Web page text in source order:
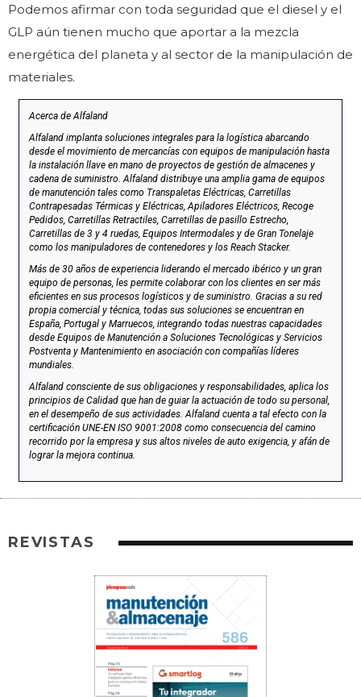
Podemos afirmar con toda seguridad que el diesel y el
GLP aún tienen mucho que aportar a la mezcla
energética del planeta y al sector de la manipulación de
materiales.
Acerca de Alfaland
Alfaland implanta soluciones integrales para la logística abarcando
desde el movimiento de mercancías con equipos de manipulación hasta
la instalación llave en mano de proyectos de gestión de almacenes y
cadena de suministro. Alfaland distribuye una amplia gama de equipos
de manutención tales como Transpaletas Eléctricas, Carretillas
Contrapesadas Térmicas y Eléctricas, Apiladores Eléctricos, Recoge
Pedidos, Carretillas Retractiles, Carretillas de pasillo Estrecho,
Carretillas de 3 y 4 ruedas, Equipos Intermodales y de Gran Tonelaje
como los manipuladores de contenedores y los Reach Stacker.
Más de 30 años de experiencia liderando el mercado ibérico y un gran
equipo de personas, les permite colaborar con los clientes en ser más
eficientes en sus procesos logísticos y de suministro. Gracias a su red
propia comercial y técnica, todas sus soluciones se encuentran en
España, Portugal y Marruecos, integrando todas nuestras capacidades
desde Equipos de Manutención a Soluciones Tecnológicas y Servicios
Postventa y Mantenimiento en asociación con compañías líderes
mundiales.
Alfaland consciente de sus obligaciones y responsabilidades, aplica los
principios de Calidad que han de guiar la actuación de todo su personal,
en el desempeño de sus actividades. Alfaland cuenta a tal efecto con la
certificación UNE-EN ISO 9001:2008 como consecuencia del camino
recorrido por la empresa y sus altos niveles de auto exigencia, y afán de
lograr la mejora continua.
REVISTAS